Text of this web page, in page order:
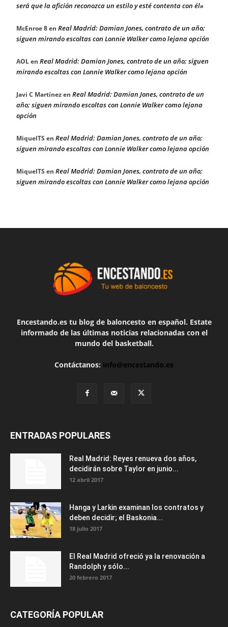
será que la afición reconozca un estilo y esté contenta con él»
McEnroe 8en Real Madrid: Damian Jones, contrato de un año;
siguen mirando escoltas con Lonnie Walker como lejana opción
AOLen Real Madrid: Damian Jones, contrato de un año; siguen
mirando escoltas con Lonnie Walker como lejana opción
Javi C Martínezen Real Madrid: Damian Jones, contrato de un
año; siguen mirando escoltas con Lonnie Walker como lejana
opción
MiquelTS en Real Madrid: Damian Jones, contrato de un año;
siguen mirando escoltas con Lonnie Walker como lejana opción
MiquelTS en Real Madrid: Damian Jones, contrato de un año;
siguen mirando escoltas con Lonnie Walker como lejana opción
Encestando.es tu blog de baloncesto en español. Estate
informado de las últimas noticias relacionadas con el
mundo del basketball.
Contáctanos: info@encestando.es
ENTRADAS POPULARES
Real Madrid: Reyes renueva dos años,
decidirán sobre Taylor en junio...
12 abril 2017
Hanga y Larkin examinan los contratos y
deben decidir; el Baskonia...
18 julio 2017
El Real Madrid ofreció ya la renovación a
Randolph y sólo...
20 febrero 2017
CATEGORÍA POPULAR